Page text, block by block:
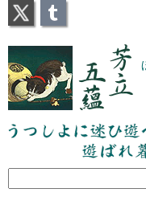
芳立五蘊
うつしよに迷ひ遊べと
身
X Tumblr